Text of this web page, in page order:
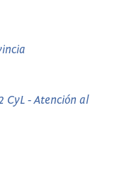
CyL - Atención al